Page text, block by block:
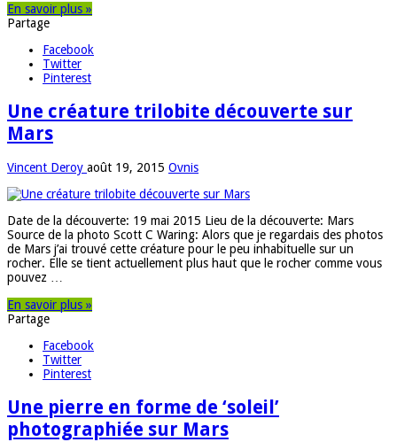
En savoir plus »
Partage
Facebook
Twitter
Pinterest
Une créature trilobite découverte sur
Mars
Vincent Deroy août 19, 2015 Ovnis
Date de la découverte: 19 mai 2015 Lieu de la découverte: Mars
Source de la photo Scott C Waring: Alors que je regardais des photos
de Mars j’ai trouvé cette créature pour le peu inhabituelle sur un
rocher. Elle se tient actuellement plus haut que le rocher comme vous
pouvez …
En savoir plus »
Partage
Facebook
Twitter
Pinterest
Une pierre en forme de ‘soleil’
photographiée sur Mars